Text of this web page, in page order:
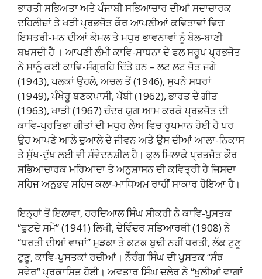
ਭਾਰਤੀ ਸਭਿਅਤਾ ਅਤੇ ਪੰਜਾਬੀ ਸਭਿਆਚਾਰ ਦੀਆਂ ਸਦਾਚਾਰਕ
ਦਹਿਲੀਜ਼ਾਂ ਤੇ ਖੜੀ ਪ੍ਰਭਜੋਤ ਕੌਰ ਆਪਣੀਆਂ ਕਵਿਤਾਵਾਂ ਵਿਚ
ਇਸਤਰੀ-ਮਨ ਦੀਆਂ ਕੋਮਲ ਤੇ ਮਧੁਰ ਭਾਵਨਾਵਾਂ ਨੂੰ ਬੋਲ-ਬਾਣੀ
ਬਖਸਦੀ ਹੈ । ਆਪਣੀ ਲੰਮੀ ਕਾਵਿ-ਸਾਧਨਾ ਦੇ ਫਲ ਸਰੂਪ ਪ੍ਰਭਜੋਤ
ਨੇ ਸਾਨੂੰ ਕਈ ਕਾਵਿ-ਸੰਗ੍ਰਹਿ ਦਿੱਤੇ ਹਨ – ਲਟ ਲਟ ਜੋਤ ਜਗੇ
(1943), ਪਲਕਾਂ ਉਹਲੇ, ਅਚਲ ਤੋਂ (1946), ਸੁਪਨੇ ਸਧਰਾਂ
(1949), ਪੰਖੇਰੂ ਬਣਕਪਾਸੀ, ਪੱਬੀ (1962), ਭਾਰਤ ਦੇ ਗੀਤ
(1963), ਖਾੜੀ (1967) ਚੰਦਰ ਯੁਗ ਆਮ ਕਰਕੇ ਪ੍ਰਭਜੋਤ ਦੀ
ਕਾਵਿ-ਪ੍ਰਤਿਭਾ ਗੀਤਾਂ ਦੀ ਮਧੁਰ ਲੈਅ ਵਿਚ ਰੂਪਮਾਨ ਹੋਈ ਹੈ ਪਰ
ਉਹ ਆਪਣੇ ਆਲੇ ਦੁਆਲੇ ਦੇ ਜੀਵਨ ਅਤੇ ਉਸ ਦੀਆਂ ਆਲਾ-ਨਿਕਾਸ
ਤੇ ਸੁੱਖ-ਦੁੱਖ ਲਈ ਵੀ ਸੰਵੇਦਨਸ਼ੀਲ ਹੈ। ਕੁਲ ਮਿਲਾਕੇ ਪ੍ਰਭਜੋਤ ਕੌਰ
ਸਭਿਆਚਾਰਕ ਮਰਿਆਦਾ ਤੇ ਅਨੁਸ਼ਾਸਨ ਦੀ ਕਵਿਤ੍ਰੀ ਹੈ ਜਿਸਦਾ
ਸਹਿਜ ਅਨੁਭਵ ਸਹਿਜ ਕਲਾ-ਮਾਧਿਅਮ ਰਾਹੀਂ ਸਾਕਾਰ ਹੋਇਆ ਹੈ।
ਇਨ੍ਹਾਂ ਤੋਂ ਇਲਾਵਾ, ਹਰਦਿਆਲ ਸਿੰਘ ਸੀਕਰੀ ਨੇ ਕਾਵਿ-ਪੁਸਤਕ
“ਫੁਟਦੇ ਸਮੇ” (1941) ਲਿਖੀ, ਦੇਵਿੰਦਰ ਸਤਿਆਰਥੀ (1908) ਨੇ
“ਧਰਤੀ ਦੀਆਂ ਵਾਜਾਂ” ਮੁੜਕਾ ਤੇ ਕਟਕ ਬੁਢੀ ਨਹੀਂ ਧਰਤੀ, ਲੱਕ ਟੁਣੂ
ਟੁਣੂ, ਕਾਵਿ-ਪੁਸਤਕਾਂ ਰਚੀਆਂ। ਨੌਰੰਗ ਸਿੰਘ ਦੀ ਪੁਸਤਕ “ਸੰਝ
ਸਵੇਰ” ਪ੍ਰਕਾਸਿਤ ਹੋਈ। ਅਵਤਾਰ ਸਿੰਘ ਦਲੇਰ ਨੇ “ਖੁਲੀਆਂ ਵਾਗਾਂ